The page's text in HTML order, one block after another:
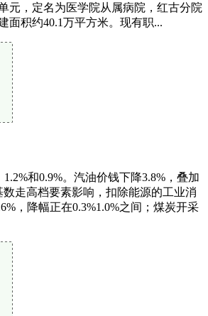
元，定名为医学院从属病院，红古分院
面积约40.1万平方米。现有职...
1.2%和0.9%。汽油价钱下降3.8%，叠加
走高档要素影响，扣除能源的工业消
，降幅正在0.3%1.0%之间；煤炭开采